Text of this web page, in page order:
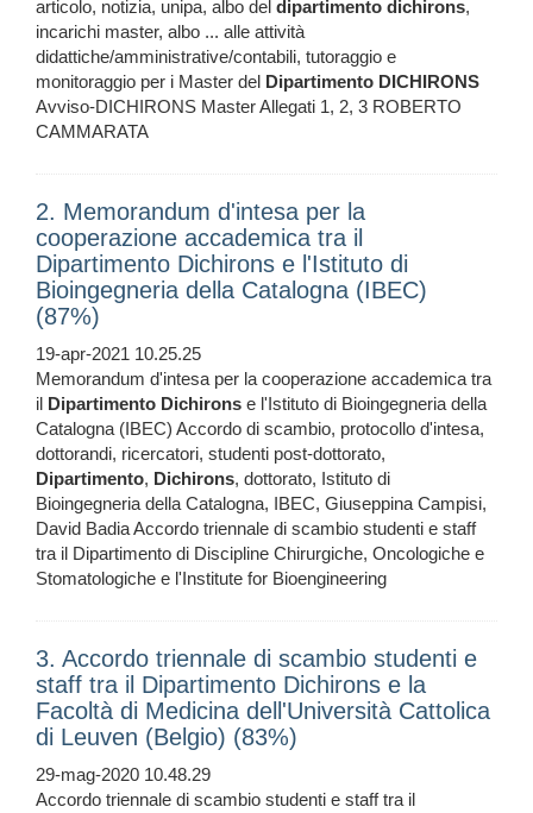
articolo, notizia, unipa, albo del dipartimento dichirons,
incarichi master, albo ... alle attività
didattiche/amministrative/contabili, tutoraggio e
monitoraggio per i Master del Dipartimento DICHIRONS
Avviso-DICHIRONS Master Allegati 1, 2, 3 ROBERTO
CAMMARATA
2. Memorandum d'intesa per la
cooperazione accademica tra il
Dipartimento Dichirons e l'Istituto di
Bioingegneria della Catalogna (IBEC)
(87%)
19-apr-2021 10.25.25
Memorandum d'intesa per la cooperazione accademica tra
il Dipartimento Dichirons e l'Istituto di Bioingegneria della
Catalogna (IBEC) Accordo di scambio, protocollo d'intesa,
dottorandi, ricercatori, studenti post-dottorato,
Dipartimento, Dichirons, dottorato, Istituto di
Bioingegneria della Catalogna, IBEC, Giuseppina Campisi,
David Badia Accordo triennale di scambio studenti e staff
tra il Dipartimento di Discipline Chirurgiche, Oncologiche e
Stomatologiche e l'Institute for Bioengineering
3. Accordo triennale di scambio studenti e
staff tra il Dipartimento Dichirons e la
Facoltà di Medicina dell'Università Cattolica
di Leuven (Belgio) (83%)
29-mag-2020 10.48.29
Accordo triennale di scambio studenti e staff tra il